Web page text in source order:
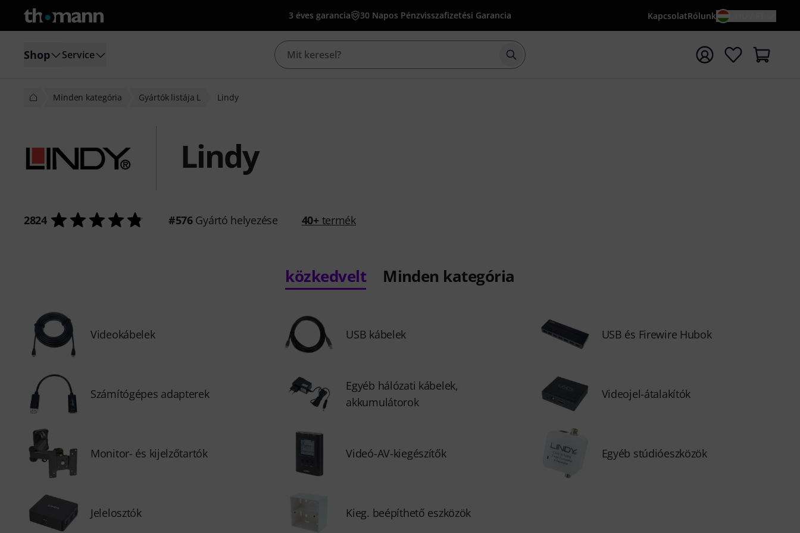
3 éves garancia 30 Napos Pénzvisszafizetési Garancia KapcsolatRólunk
Shop Service Keresés indítása {searchTerm} keresőszóval
Minden kategória Gyártók listája L Lindy
Lindy
2824 #576Gyártó helyezése 40+termék
közkedvelt Minden kategória
Videokábelek USB kábelek USB és Firewire Hubok
Számítógépes adapterek
Egyéb hálózati kábelek,
akkumulátorok
Videojel-átalakítók
Monitor- és kijelzőtartók Videó-AV-kiegészítők Egyéb stúdióeszközök
Jelelosztók Kieg. beépíthető eszközök